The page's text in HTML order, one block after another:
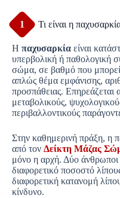
1 Τι είναι η
Η παχυσαρκία είναι
υπερβολική ή παθολογική
σώμα, σε βαθμό που μπορεί
απλώς θέμα εμφάνισης,
προσπάθειας. Επηρεάζεται
μεταβολικούς,
περιβαλλοντικούς
Στην καθημερινή πράξη, η
από τον Δείκτη Μάζας
μόνο η αρχή. Δύο άνθρωποι
διαφορετικό ποσοστό
διαφορετική κατανομή
κίνδυνο.